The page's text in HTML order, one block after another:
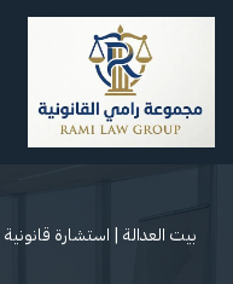
إلى
بيت العدالة | استشارة قانونية